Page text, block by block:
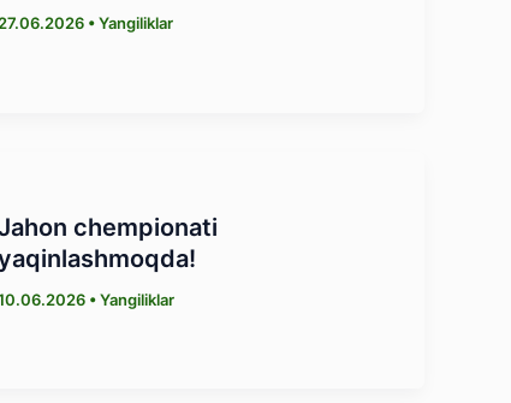
27.06.2026 •Yangiliklar
chempionati
•Yangiliklar